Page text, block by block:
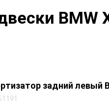
BMW
задний левый